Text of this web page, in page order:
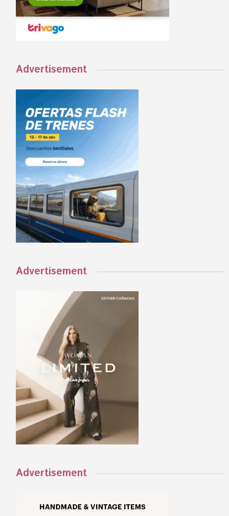
Advertisement
Advertisement
Advertisement